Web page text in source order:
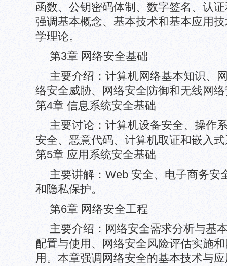
函数、公钥密码体制、数字签名、认
强调基本概念、基本技术和基本应用
学理论。
第3章 网络安全基础
主要介绍：计算机网络基本知识、
络安全威胁、网络安全防御和无线网
第4章 信息系统安全基础
主要讨论：计算机设备安全、操作
安全、恶意代码、计算机取证和嵌入
第5章 应用系统安全基础
主要讲解：Web 安全、电子商务安
和隐私保护。
第6章 网络安全工程
主要介绍：网络安全需求分析与基
配置与使用、网络安全风险评估实施
用。本章强调网络安全的基本技术与